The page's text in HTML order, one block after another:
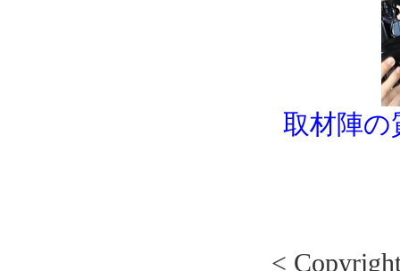
取材陣の
<